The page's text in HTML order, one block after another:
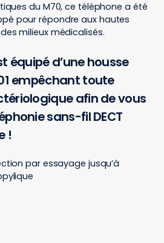
du M70, ce téléphone a été
pour répondre aux hautes
milieux médicalisés.
équipé d’une housse
empêchant toute
afin de vous
sans-fil DECT
!
par essayage jusqu’à